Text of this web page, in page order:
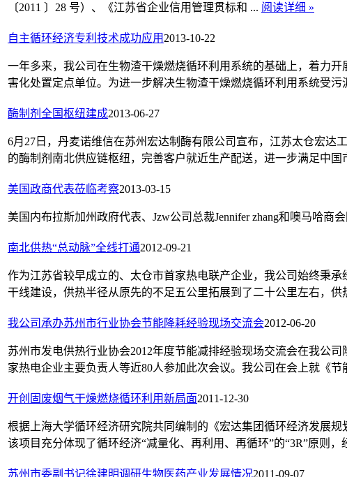
〔2011 〕28 号）、《江苏省企业信用管理贯标和 ... 阅读详细 »
自主循环经济专利技术成功应用 2013-10-22
一年多来，我公司在生物渣干燥燃烧循环利用系统的基础上，着力
害化处置定点单位。为进一步解决生物渣干燥燃烧循环利用系统受污
酶制剂全国枢纽建成2013-06-27
6月27日，丹麦诺维信在苏州宏达制酶有限公司宣布，江苏太仓宏达
的酶制剂南北供应链枢纽，完善客户就近生产配送，进一步满足中
美国政商代表莅临考察2013-03-15
美国内布拉斯加州政府代表、Jzw公司总裁Jennifer zhang和噢马哈商
南北供热“总动脉”全线打通2012-09-21
作为江苏省较早成立的、太仓市首家热电联产企业，我公司始终秉
干线建设，供热半径从原先的不足五公里拓展到了二十公里左右，
我公司承办苏州市行业协会节能降耗经验现场交流会2012-06-20
苏州市发电供热行业协会2012年度节能减排经验现场交流会在我公
家热电企业主要负责人等近80人参加此次会议。我公司在会上就《节
开创固废烟气干燥燃烧循环利用新局面2011-12-30
根据上海大学循环经济研究院共同编制的《宏达集团循环经济发展
该项目充分体现了循环经济“减量化、再利用、再循环”的“3R”原则
苏州市委副书记徐建明调研生物医药产业发展情况2011-09-07